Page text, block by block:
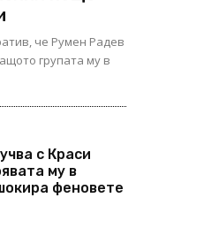
че Румен Радев
групата му в
с Краси
му в
феновете